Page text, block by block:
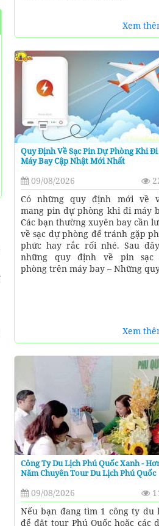
Xem
Quy Định Về Sạc Pin Dự Phòng Khi Đi
Máy Bay Cập Nhật Mới Nhất
09/08/2026
Có những quy định mới về
mang pin dự phòng khi đi máy
Các bạn thường xuyên bay cần
về sạc dự phòng để tránh gặp
phức hay rắc rối nhé. Sau
những quy định về pin sạc
phòng trên máy bay – Những
Xem
Công Ty Du Lịch Phú Quốc Xanh -
Năm Chuyên Tour Du Lịch Phú Quốc
09/08/2026
Nếu bạn đang tìm 1 công ty du
để đặt tour Phú Quốc hoặc các